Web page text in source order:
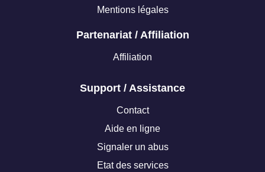
Mentions légales
Partenariat / Affiliation
Affiliation
Support / Assistance
Contact
Aide en ligne
Signaler un abus
Etat des services